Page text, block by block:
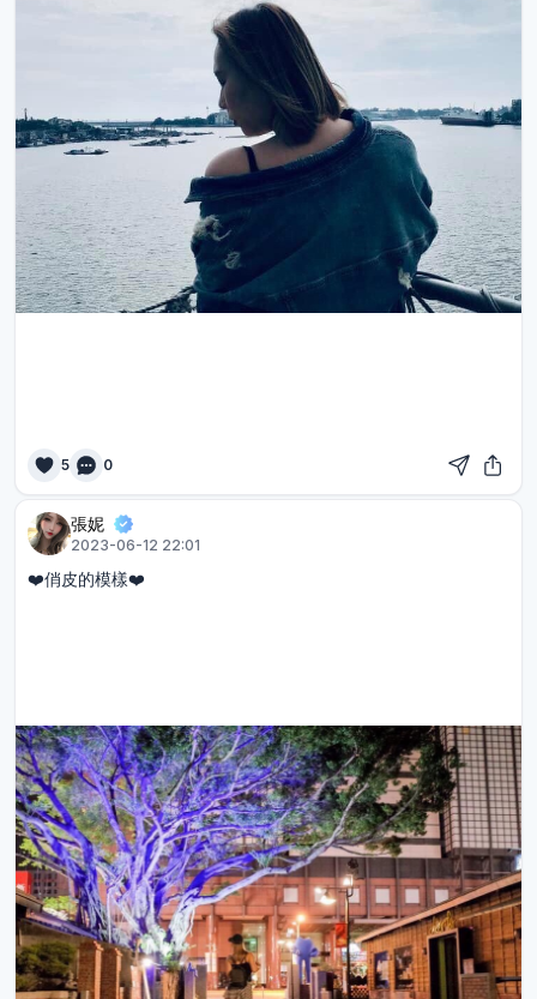
5 0
張妮
2023-06-12 22:01
❤️俏皮的模樣❤️